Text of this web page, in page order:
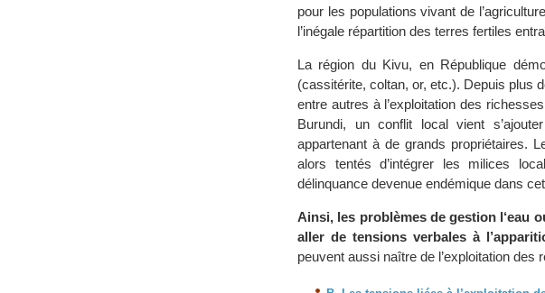
pour les populations vivant de
l’inégale répartition des terres fertiles
La région du Kivu, en République
(cassitérite, coltan, or, etc.). Depuis plus
entre autres à l’exploitation des
Burundi, un conflit local vient
appartenant à de grands propriétaires.
alors tentés d’intégrer les milices
délinquance devenue endémique dans
Ainsi, les problèmes de gestion l‘eau
aller de tensions verbales à
peuvent aussi naître de l’exploitation